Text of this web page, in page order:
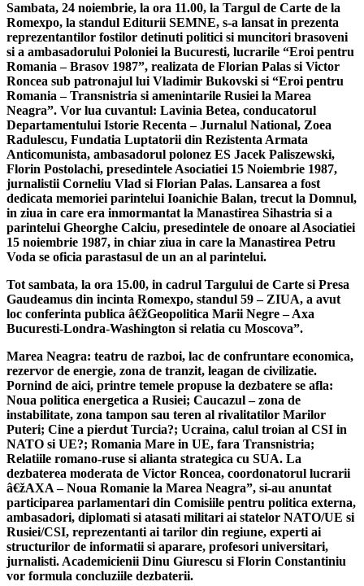
Sambata, 24 noiembrie, la ora 11.00, la Targul de Carte de la
Romexpo, la standul Editurii SEMNE, s-a lansat in prezenta
reprezentantilor fostilor detinuti politici si muncitori brasoveni
si a ambasadorului Poloniei la Bucuresti, lucrarile “Eroi pentru
Romania – Brasov 1987”, realizata de Florian Palas si Victor
Roncea sub patronajul lui Vladimir Bukovski si “Eroi pentru
Romania – Transnistria si amenintarile Rusiei la Marea
Neagra”. Vor lua cuvantul: Lavinia Betea, conducatorul
Departamentului Istorie Recenta – Jurnalul National, Zoea
Radulescu, Fundatia Luptatorii din Rezistenta Armata
Anticomunista, ambasadorul polonez ES Jacek Paliszewski,
Florin Postolachi, presedintele Asociatiei 15 Noiembrie 1987,
jurnalistii Corneliu Vlad si Florian Palas. Lansarea a fost
dedicata memoriei parintelui Ioanichie Balan, trecut la Domnul,
in ziua in care era inmormantat la Manastirea Sihastria si a
parintelui Gheorghe Calciu, presedintele de onoare al Asociatiei
15 noiembrie 1987, in chiar ziua in care la Manastirea Petru
Voda se oficia parastasul de un an al parintelui.
Tot sambata, la ora 15.00, in cadrul Targului de Carte si Presa
Gaudeamus din incinta Romexpo, standul 59 – ZIUA, a avut
loc conferinta publica â€žGeopolitica Marii Negre – Axa
Bucuresti-Londra-Washington si relatia cu Moscova”.
Marea Neagra: teatru de razboi, lac de confruntare economica,
rezervor de energie, zona de tranzit, leagan de civilizatie.
Pornind de aici, printre temele propuse la dezbatere se afla:
Noua politica energetica a Rusiei; Caucazul – zona de
instabilitate, zona tampon sau teren al rivalitatilor Marilor
Puteri; Cine a pierdut Turcia?; Ucraina, calul troian al CSI in
NATO si UE?; Romania Mare in UE, fara Transnistria;
Relatiile romano-ruse si alianta strategica cu SUA. La
dezbaterea moderata de Victor Roncea, coordonatorul lucrarii
â€žAXA – Noua Romanie la Marea Neagra”, si-au anuntat
participarea parlamentari din Comisiile pentru politica externa,
ambasadori, diplomati si atasati militari ai statelor NATO/UE si
Rusiei/CSI, reprezentanti ai tarilor din regiune, experti ai
structurilor de informatii si aparare, profesori universitari,
jurnalisti. Academicienii Dinu Giurescu si Florin Constantiniu
vor formula concluziile dezbaterii.